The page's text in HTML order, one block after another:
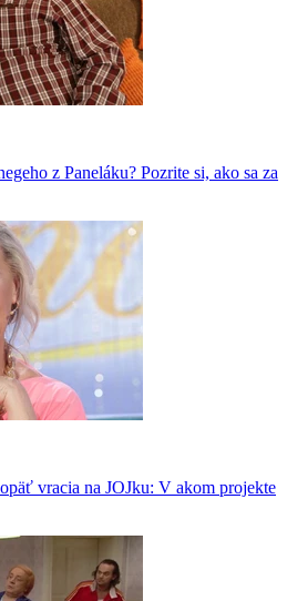
z Paneláku? Pozrite si, ako sa za
vracia na JOJku: V akom projekte